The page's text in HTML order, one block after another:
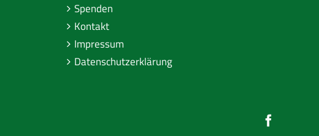
Spenden
Kontakt
Impressum
Datenschutzerklärung